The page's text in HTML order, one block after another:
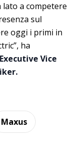
lato a competere
sul
oggi i primi in
ha
Vice
Maxus